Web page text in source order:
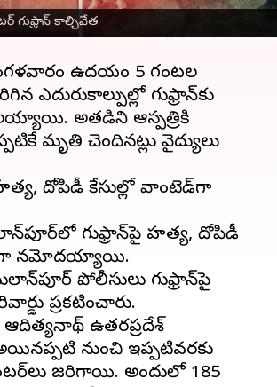
గుఫ్రాన్ కాల్చివేత
టాస్క్ ఫోర్స్ (ఎస్‌టీఎఫ్)తో
గుఫ్రాన్ హతమైనట్లు పోలీసులు
ఉదయం 5 గంటల
ఎదురుకాల్పుల్లో గుఫ్రాన్‌కు
అతడిని ఆస్పత్రికి
మృతి చెందినట్లు వైద్యులు
దోపిడీ కేసుల్లో వాంటెడ్‌గా
గుఫ్రాన్‌పై హత్య, దోపిడీ
పైగా నమోదయ్యాయి.
పోలీసులు గుఫ్రాన్‌పై
ప్రకటించారు.
ఉత్తరప్రదేశ్
నుంచి ఇప్పటివరకు
జరిగాయి. అందులో 185